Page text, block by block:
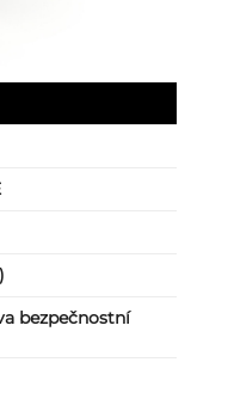
bezpečnostní